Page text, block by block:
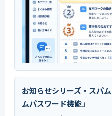
お知らせシリーズ・スパ
ムパスワード機能」